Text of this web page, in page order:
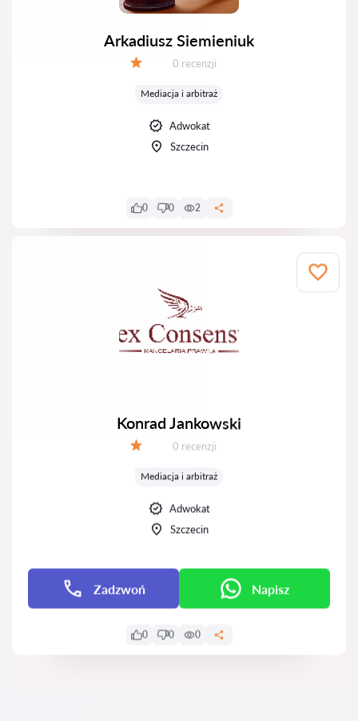
Arkadiusz Siemieniuk
Recenzji:
0 recenzji
Mediacja i arbitraż
Adwokat
Szczecin
0 0 2
Konrad Jankowski
Recenzji:
0 recenzji
Mediacja i arbitraż
Adwokat
Szczecin
Zadzwoń Napisz
0 0 0